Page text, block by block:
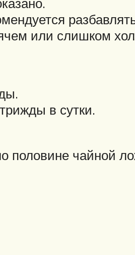
или слишком
в сутки.
чайной